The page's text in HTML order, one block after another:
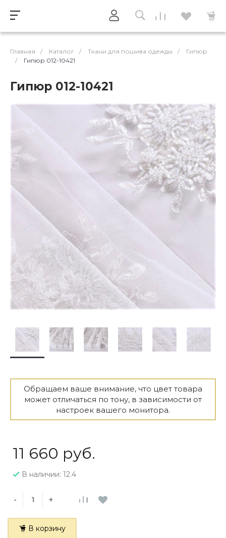
Главная / Каталог / Ткани для пошива одежды /
Гипюр
/
Гипюр 012-10421
Гипюр 012-10421
Обращаем ваше внимание, что цвет товара
может отличаться по тону, в зависимости от
настроек вашего монитора.
11 660 руб.
В наличии: 12.4
- +
В корзину